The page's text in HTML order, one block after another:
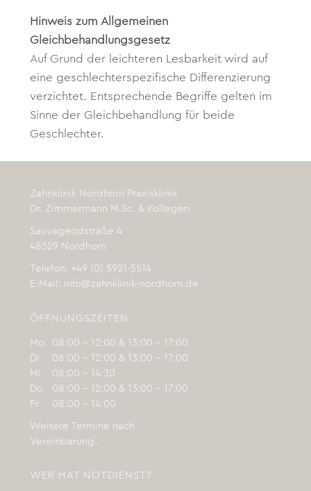
Hinweis zum Allgemeinen
Gleichbehandlungsgesetz
Auf Grund der leichteren Lesbarkeit wird auf
eine geschlechterspezifische Differenzierung
verzichtet. Entsprechende Begriffe gelten im
Sinne der Gleichbehandlung für beide
Geschlechter.
Zahnklinik Nordhorn Praxisklinik
Dr. Zimmermann M.Sc. & Kollegen
Sauvageodstraße 4
48529 Nordhorn
Telefon: +49 (0) 5921-5514
E-Mail: info@zahnklinik-nordhorn.de
ÖFFNUNGSZEITEN
Mo
Di
Mi
Do
Fr
08:00 – 12:00 & 13:00 – 17:00
08:00 – 12:00 & 13:00 – 17:00
08:00 – 14:30
08:00 – 12:00 & 13:00 – 17:00
08:00 – 14:00
Weitere Termine nach
Vereinbarung.
WER HAT NOTDIENST?